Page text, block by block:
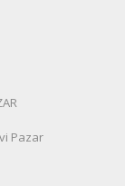
Pazar